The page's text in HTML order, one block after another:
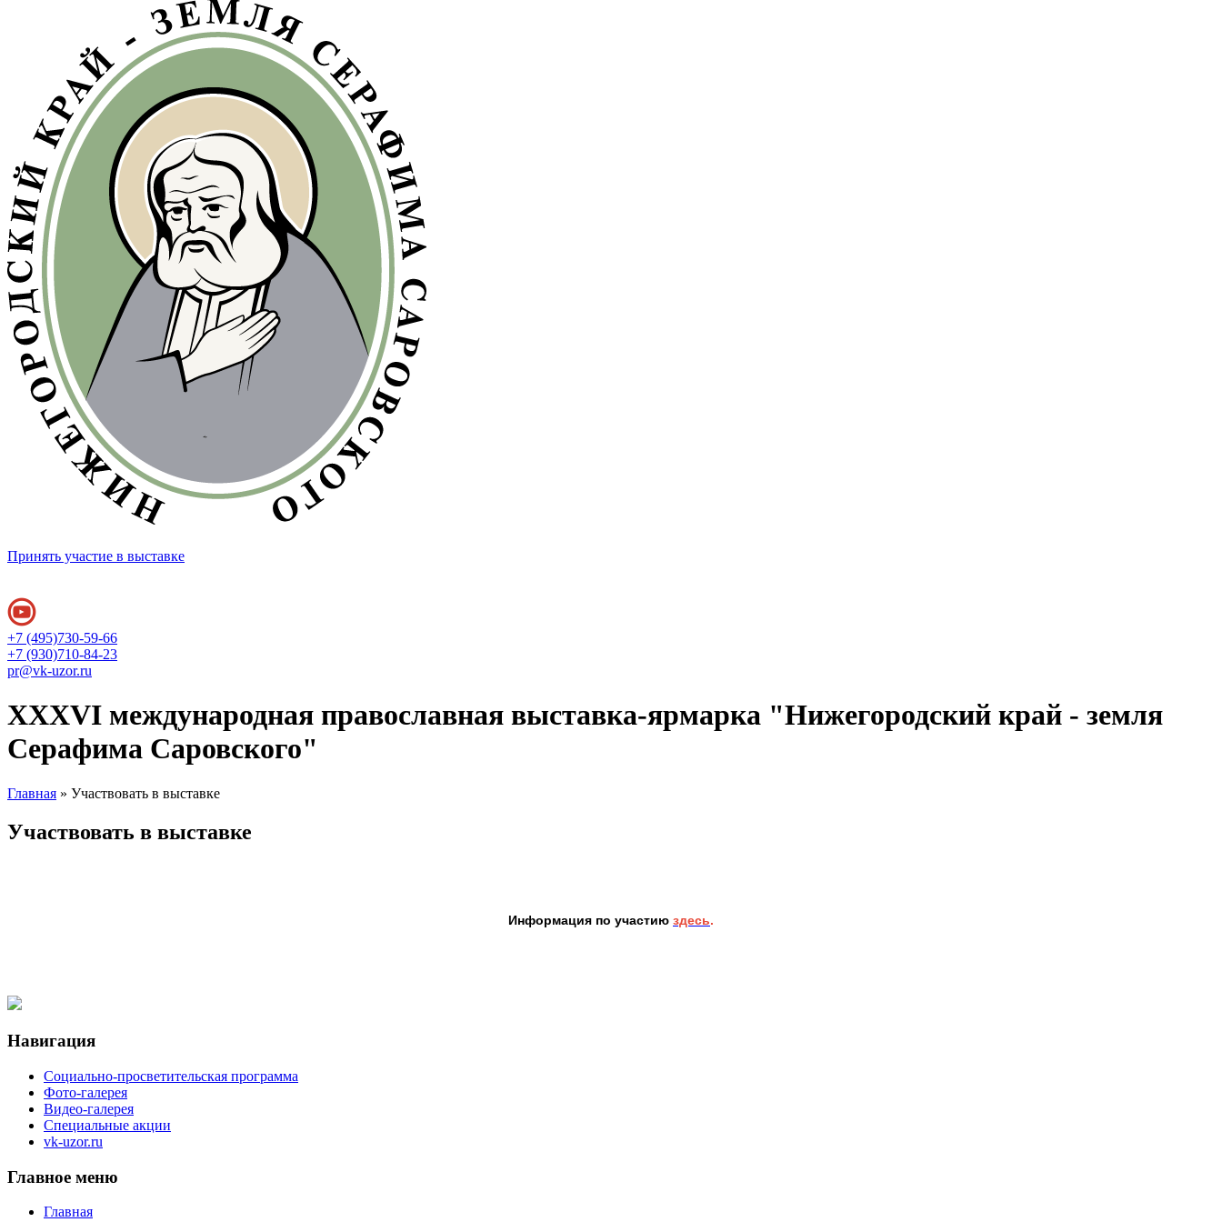
Принять участие в выставке
+7 (495)730-59-66
+7 (930)710-84-23
pr@vk-uzor.ru
XXXVI международная православная выставка-ярмарка "Нижегородский край - земля
Серафима Саровского"
Главная » Участвовать в выставке
Участвовать в выставке
Информация по участию здесь.
2016_god_NKZSS_NN_dekabr_pavilion_1.jpg
Навигация
Социально-просветительская программа
Фото-галерея
Видео-галерея
Специальные акции
vk-uzor.ru
Главное меню
Главная